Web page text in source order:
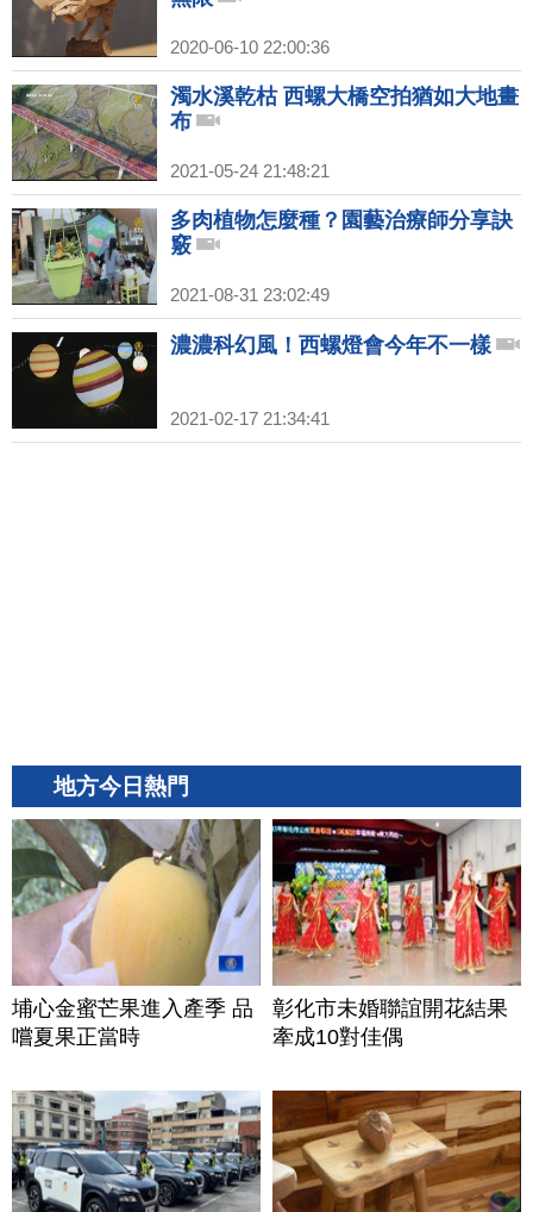
2020-06-10 22:00:36
濁水溪乾枯 西螺大橋空拍猶如大地畫
布
2021-05-24 21:48:21
多肉植物怎麼種？園藝治療師分享訣
竅
2021-08-31 23:02:49
濃濃科幻風！西螺燈會今年不一樣
2021-02-17 21:34:41
地方今日熱門
埔心金蜜芒果進入產季 品
嚐夏果正當時
彰化市未婚聯誼開花結果
牽成10對佳偶